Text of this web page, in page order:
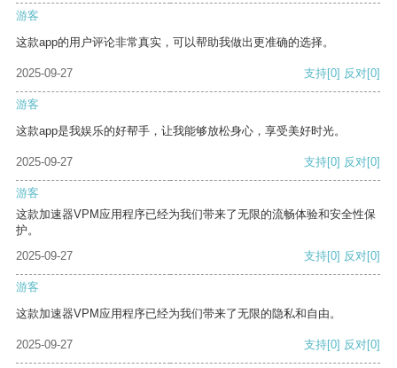
游客
这款app的用户评论非常真实，可以帮助我做出更准确的选择。
2025-09-27 支持[0] 反对[0]
游客
这款app是我娱乐的好帮手，让我能够放松身心，享受美好时光。
2025-09-27 支持[0] 反对[0]
游客
这款加速器VPM应用程序已经为我们带来了无限的流畅体验和安全性保
护。
2025-09-27
支持[0] 反对[0]
游客
这款加速器VPM应用程序已经为我们带来了无限的隐私和自由。
2025-09-27 支持[0] 反对[0]